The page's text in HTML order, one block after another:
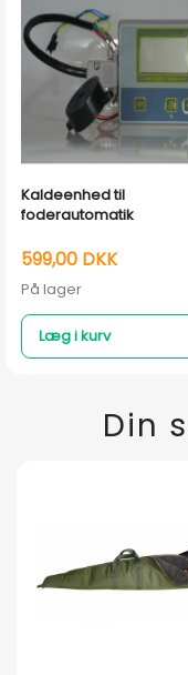
Kaldeenhed til
foderautomatik
599,00 DKK
På lager
Læg i kurv
Din